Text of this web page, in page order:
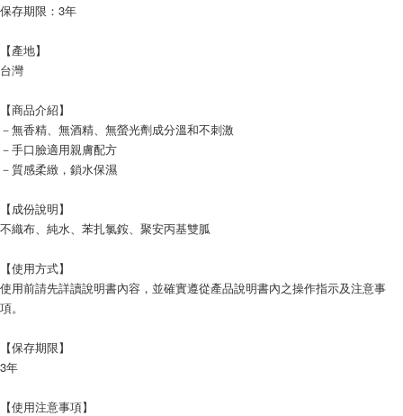
宅配
保存期限：3年
【產地】
台灣
【商品介紹】
－無香精、無酒精、無螢光劑成分溫和不刺激
－手口臉適用親膚配方
－質感柔緻，鎖水保濕
【成份說明】
不織布、純水、苯扎氯銨、聚安丙基雙胍
【使用方式】
使用前請先詳讀說明書內容，並確實遵從產品說明書內之操作指示及注意事
項。
【保存期限】
3年
【使用注意事項】